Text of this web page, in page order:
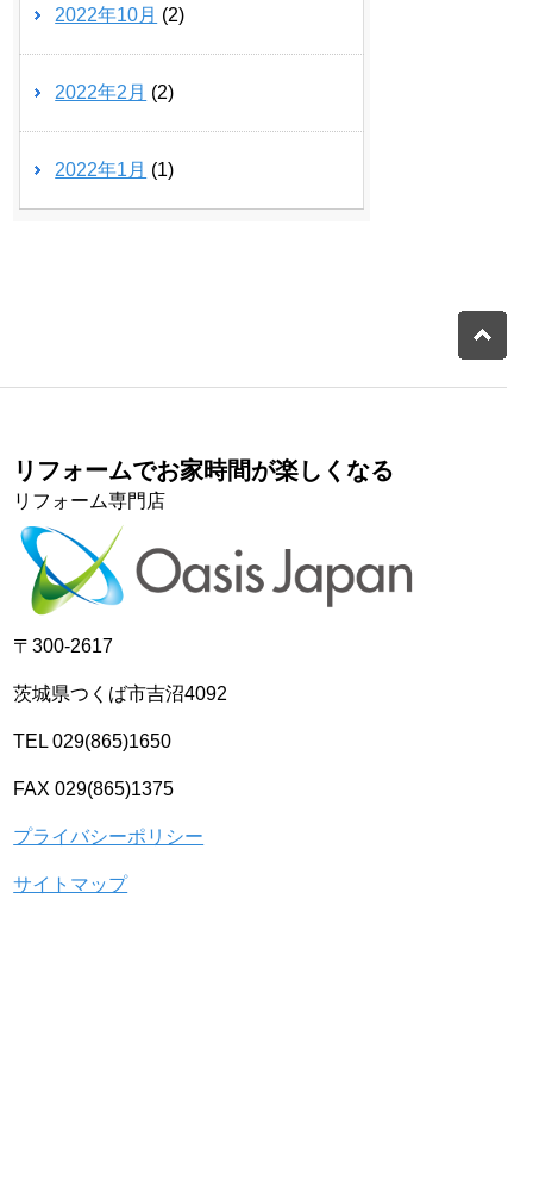
2022年10月 (2)
2022年2月 (2)
2022年1月 (1)
リフォームでお家時間が楽しくなる
リフォーム専門店
〒300-2617
茨城県つくば市吉沼4092
TEL 029(865)1650
FAX 029(865)1375
プライバシーポリシー
サイトマップ